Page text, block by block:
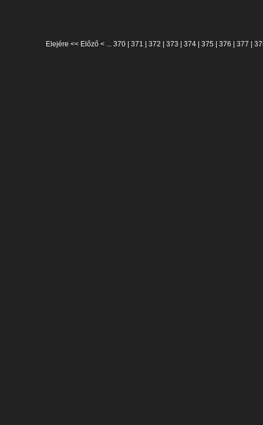
Elejére << Előző < ... 370 371 372 373 374 375 376 377